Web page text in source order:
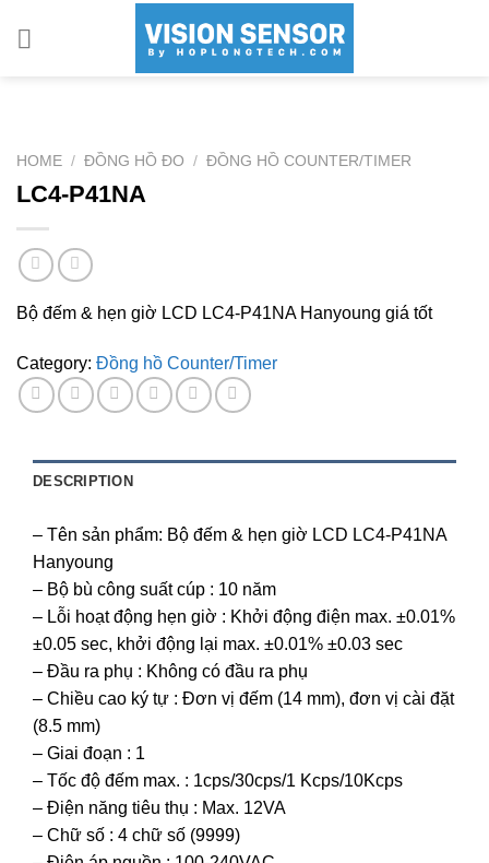
HOME / ĐỒNG HỒ ĐO / ĐỒNG HỒ COUNTER/TIMER
LC4-P41NA
Bộ đếm & hẹn giờ LCD LC4-P41NA Hanyoung giá tốt
Category: Đồng hồ Counter/Timer
DESCRIPTION
– Tên sản phẩm: Bộ đếm & hẹn giờ LCD LC4-P41NA
Hanyoung
– Bộ bù công suất cúp : 10 năm
– Lỗi hoạt động hẹn giờ : Khởi động điện max. ±0.01%
±0.05 sec, khởi động lại max. ±0.01% ±0.03 sec
– Đầu ra phụ : Không có đầu ra phụ
– Chiều cao ký tự : Đơn vị đếm (14 mm), đơn vị cài đặt
(8.5 mm)
– Giai đoạn : 1
– Tốc độ đếm max. : 1cps/30cps/1 Kcps/10Kcps
– Điện năng tiêu thụ : Max. 12VA
– Chữ số : 4 chữ số (9999)